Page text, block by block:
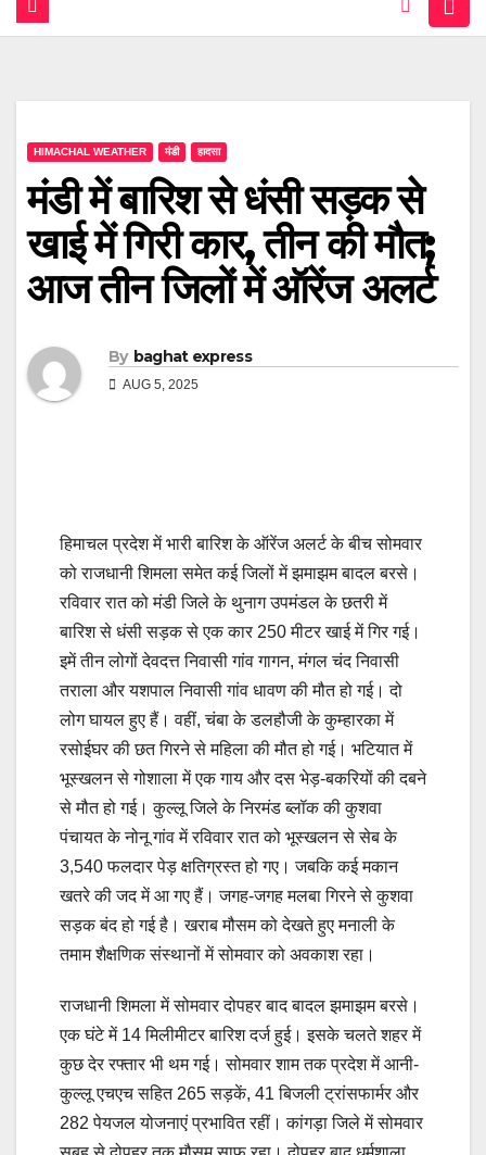
HIMACHAL WEATHER मंडी हादसा
मंडी में बारिश से धंसी सड़क से
खाई में गिरी कार, तीन की मौत;
आज तीन जिलों में ऑरेंज अलर्ट
By baghat express
AUG 5, 2025
हिमाचल प्रदेश में भारी बारिश के ऑरेंज अलर्ट के बीच सोमवार
को राजधानी शिमला समेत कई जिलों में झमाझम बादल बरसे।
रविवार रात को मंडी जिले के थुनाग उपमंडल के छतरी में
बारिश से धंसी सड़क से एक कार 250 मीटर खाई में गिर गई।
इमें तीन लोगों देवदत्त निवासी गांव गागन, मंगल चंद निवासी
तराला और यशपाल निवासी गांव धावण की मौत हो गई। दो
लोग घायल हुए हैं। वहीं, चंबा के डलहौजी के कुम्हारका में
रसोईघर की छत गिरने से महिला की मौत हो गई। भटियात में
भूस्खलन से गोशाला में एक गाय और दस भेड़-बकरियों की दबने
से मौत हो गई। कुल्लू जिले के निरमंड ब्लॉक की कुशवा
पंचायत के नोनू गांव में रविवार रात को भूस्खलन से सेब के
3,540 फलदार पेड़ क्षतिग्रस्त हो गए। जबकि कई मकान
खतरे की जद में आ गए हैं। जगह-जगह मलबा गिरने से कुशवा
सड़क बंद हो गई है। खराब मौसम को देखते हुए मनाली के
तमाम शैक्षणिक संस्थानों में सोमवार को अवकाश रहा।
राजधानी शिमला में सोमवार दोपहर बाद बादल झमाझम बरसे।
एक घंटे में 14 मिलीमीटर बारिश दर्ज हुई। इसके चलते शहर में
कुछ देर रफ्तार भी थम गई। सोमवार शाम तक प्रदेश में आनी-
कुल्लू एचएच सहित 265 सड़कें, 41 बिजली ट्रांसफार्मर और
282 पेयजल योजनाएं प्रभावित रहीं। कांगड़ा जिले में सोमवार